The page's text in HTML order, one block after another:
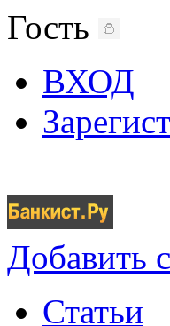
Гость
ВХОД
Добавить
Статьи